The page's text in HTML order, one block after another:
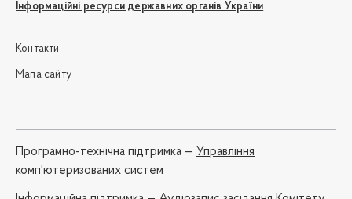
Інформаційні ресурси державних органів України
Контакти
Мапа сайту
Програмно-технічна підтримка — Управління
комп'ютеризованих систем